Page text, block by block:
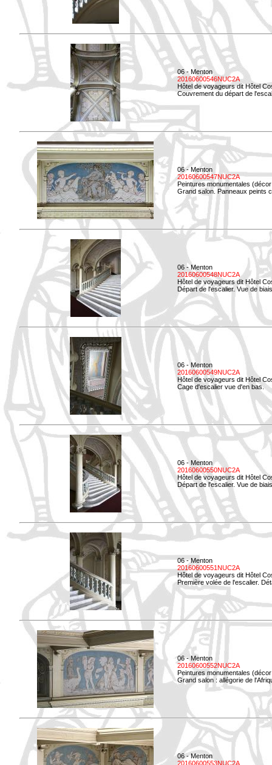
06 - Menton
20160600546NUC2A
Hôtel de voyageurs dit Hôtel
Couvrement du départ de
06 - Menton
20160600547NUC2A
Peintures monumentales
Grand salon. Panneaux peints
06 - Menton
20160600548NUC2A
Hôtel de voyageurs dit Hôtel
Départ de l'escalier. Vue de
06 - Menton
20160600549NUC2A
Hôtel de voyageurs dit Hôtel
Cage d'escalier vue d'en bas.
06 - Menton
20160600550NUC2A
Hôtel de voyageurs dit Hôtel
Départ de l'escalier. Vue de
06 - Menton
20160600551NUC2A
Hôtel de voyageurs dit Hôtel
Première volée de l'escalier.
06 - Menton
20160600552NUC2A
Peintures monumentales
Grand salon : allégorie de
06 - Menton
20160600553NUC2A